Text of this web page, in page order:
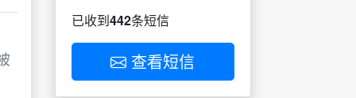
已收到442条短信
查看短信